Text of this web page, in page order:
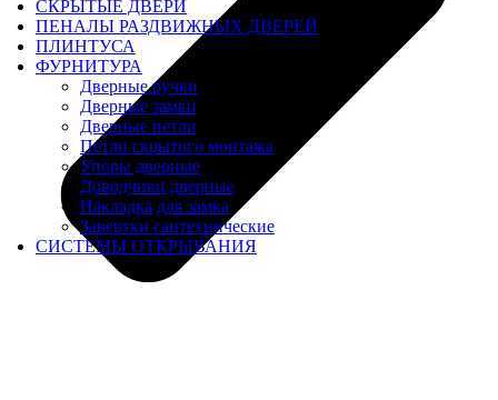
СКРЫТЫЕ ДВЕРИ
ПЕНАЛЫ РАЗДВИЖНЫХ ДВЕРЕЙ
ПЛИНТУСА
ФУРНИТУРА
Дверные ручки
Дверные замки
Дверные петли
Петли скрытого монтажа
Упоры дверные
Доводчики дверные
Накладка для замка
Завертки сантехнические
СИСТЕМЫ ОТКРЫВАНИЯ